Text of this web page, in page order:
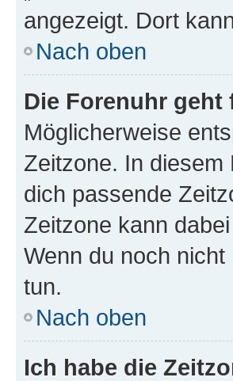
angezeigt. Dort
Nach oben
Die Forenuhr geht
Möglicherweise
Zeitzone. In diesem
dich passende
Zeitzone kann
Wenn du noch
tun.
Nach oben
Ich habe die